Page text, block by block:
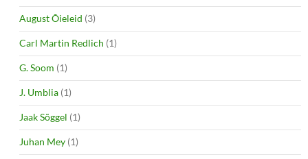
August Õieleid (3)
Carl Martin Redlich (1)
G. Soom (1)
J. Umblia (1)
Jaak Sõggel (1)
Juhan Mey (1)